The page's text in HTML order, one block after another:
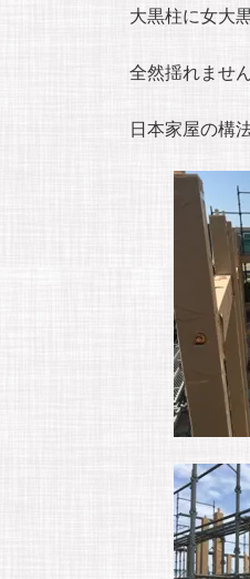
大黒柱に女大
全然揺れませ
日本家屋の構